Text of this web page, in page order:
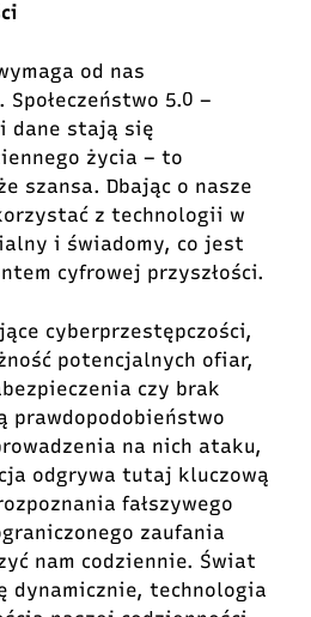
od nas
5.0 –
dane stają się
życia – to
szansa. Dbając o nasze
z technologii w
i świadomy, co jest
cyfrowej przyszłości.
cyberprzestępczości,
potencjalnych ofiar,
czy brak
prawdopodobieństwo
na nich ataku,
odgrywa tutaj kluczową
fałszywego
zaufania
nam codziennie. Świat
dynamicznie, technologia